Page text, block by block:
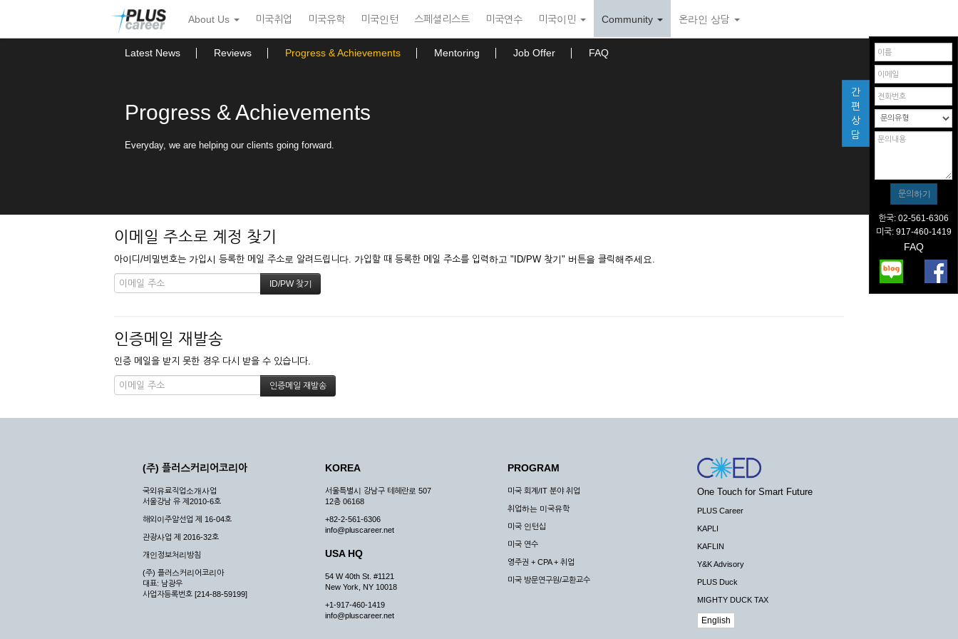
뉴
토
About Us 미국취업 미국유학 미국인턴 스페셜리스트 미국연수 미국이민 Community 온라인 상담
Latest News Reviews Progress & Achievements Mentoring Job Offer FAQ
Progress & Achievements
Everyday, we are helping our clients going forward.
이메일 주소로 계정 찾기
아이디/비밀번호는 가입시 등록한 메일 주소로 알려드립니다. 가입할 때 등록한 메일 주소를 입력하고 "ID/PW 찾기" 버튼을 클릭해주세요.
인증메일 재발송
인증 메일을 받지 못한 경우 다시 받을 수 있습니다.
간
편
상
담
한국: 02-561-6306
미국: 917-460-1419
FAQ
(주) 플러스커리어코리아
국외유료직업소개사업
서울강남 유 제2010-6호
해외이주알선업 제 16-04호
관광사업 제 2016-32호
개인정보처리방침
(주) 플러스커리어코리아
대표: 남광우
사업자등록번호 [214-88-59199]
KOREA
서울특별시 강남구 테헤란로 507
12층 06168
+82-2-561-6306
info@pluscareer.net
USA HQ
54 W 40th St. #1121
New York, NY 10018
+1-917-460-1419
info@pluscareer.net
PROGRAM
미국 회계/IT 분야 취업
취업하는 미국유학
미국 인턴십
미국 연수
영주권 + CPA + 취업
미국 방문연구원/교환교수
One Touch for Smart Future
PLUS Career
KAPLI
KAFLIN
Y&K Advisory
PLUS Duck
MIGHTY DUCK TAX
English